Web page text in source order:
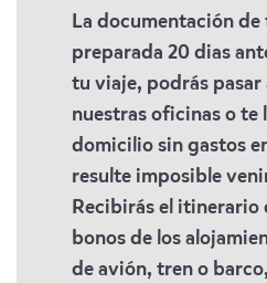
La documentación
preparada 20 dias
tu viaje, podrás pasar
nuestras oficinas o te
domicilio sin gastos
resulte imposible
Recibirás el itinerario
bonos de los
de avión, tren o